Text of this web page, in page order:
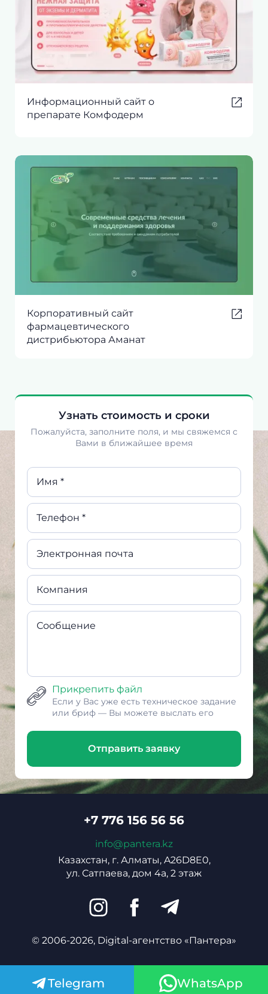
Информационный сайт о
препарате Комфодерм
Корпоративный сайт
фармацевтического
дистрибьютора Аманат
Узнать стоимость и сроки
Пожалуйста, заполните поля, и мы свяжемся с
Вами в ближайшее время
Имя *
Телефон *
Электронная почта
Компания
Сообщение
Прикрепить файл
Если у Вас уже есть техническое задание
или бриф — Вы можете выслать его
Отправить заявку
+7 776 156 56 56
info@pantera.kz
Казахстан, г. Алматы, A26D8E0,
ул. Сатпаева, дом 4а, 2 этаж
© 2006-2026, Digital-агентство «Пантера»
Telegram WhatsApp